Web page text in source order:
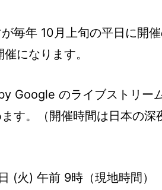
毎年 10月上旬の平日に開催
になります。
Google のライブストリー
す。（開催時間は日本の深
(火) 午前 9時（現地時間）